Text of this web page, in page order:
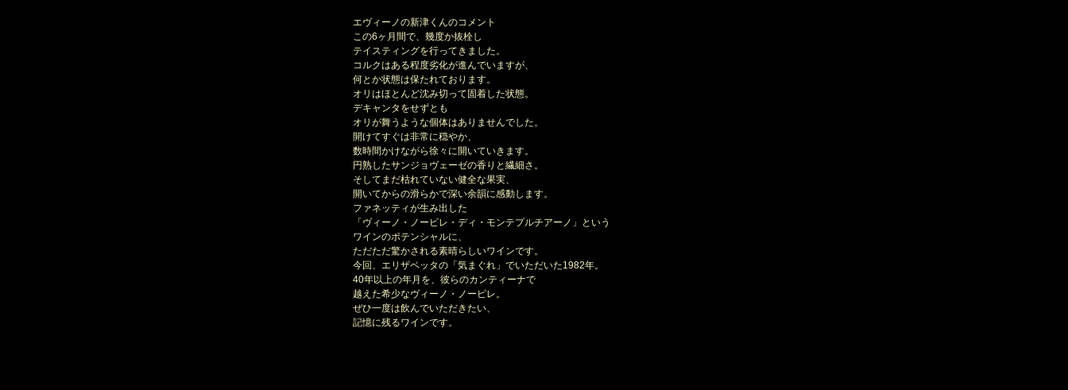
エヴィーノの新津くんのコメント
この6ヶ月間で、幾度か抜栓し
テイスティングを行ってきました。
コルクはある程度劣化が進んでいますが、
何とか状態は保たれております。
オリはほとんど沈み切って固着した状態。
デキャンタをせずとも
オリが舞うような個体はありませんでした。
開けてすぐは非常に穏やか、
数時間かけながら徐々に開いていきます。
円熟したサンジョヴェーゼの香りと繊細さ。
そしてまだ枯れていない健全な果実、
開いてからの滑らかで深い余韻に感動します。
ファネッティが生み出した
「ヴィーノ・ノービレ・ディ・モンテプルチアーノ」という
ワインのポテンシャルに、
ただただ驚かされる素晴らしいワインです。
今回、エリザベッタの「気まぐれ」でいただいた1982年。
40年以上の年月を、彼らのカンティーナで
越えた希少なヴィーノ・ノービレ。
ぜひ一度は飲んでいただきたい、
記憶に残るワインです。